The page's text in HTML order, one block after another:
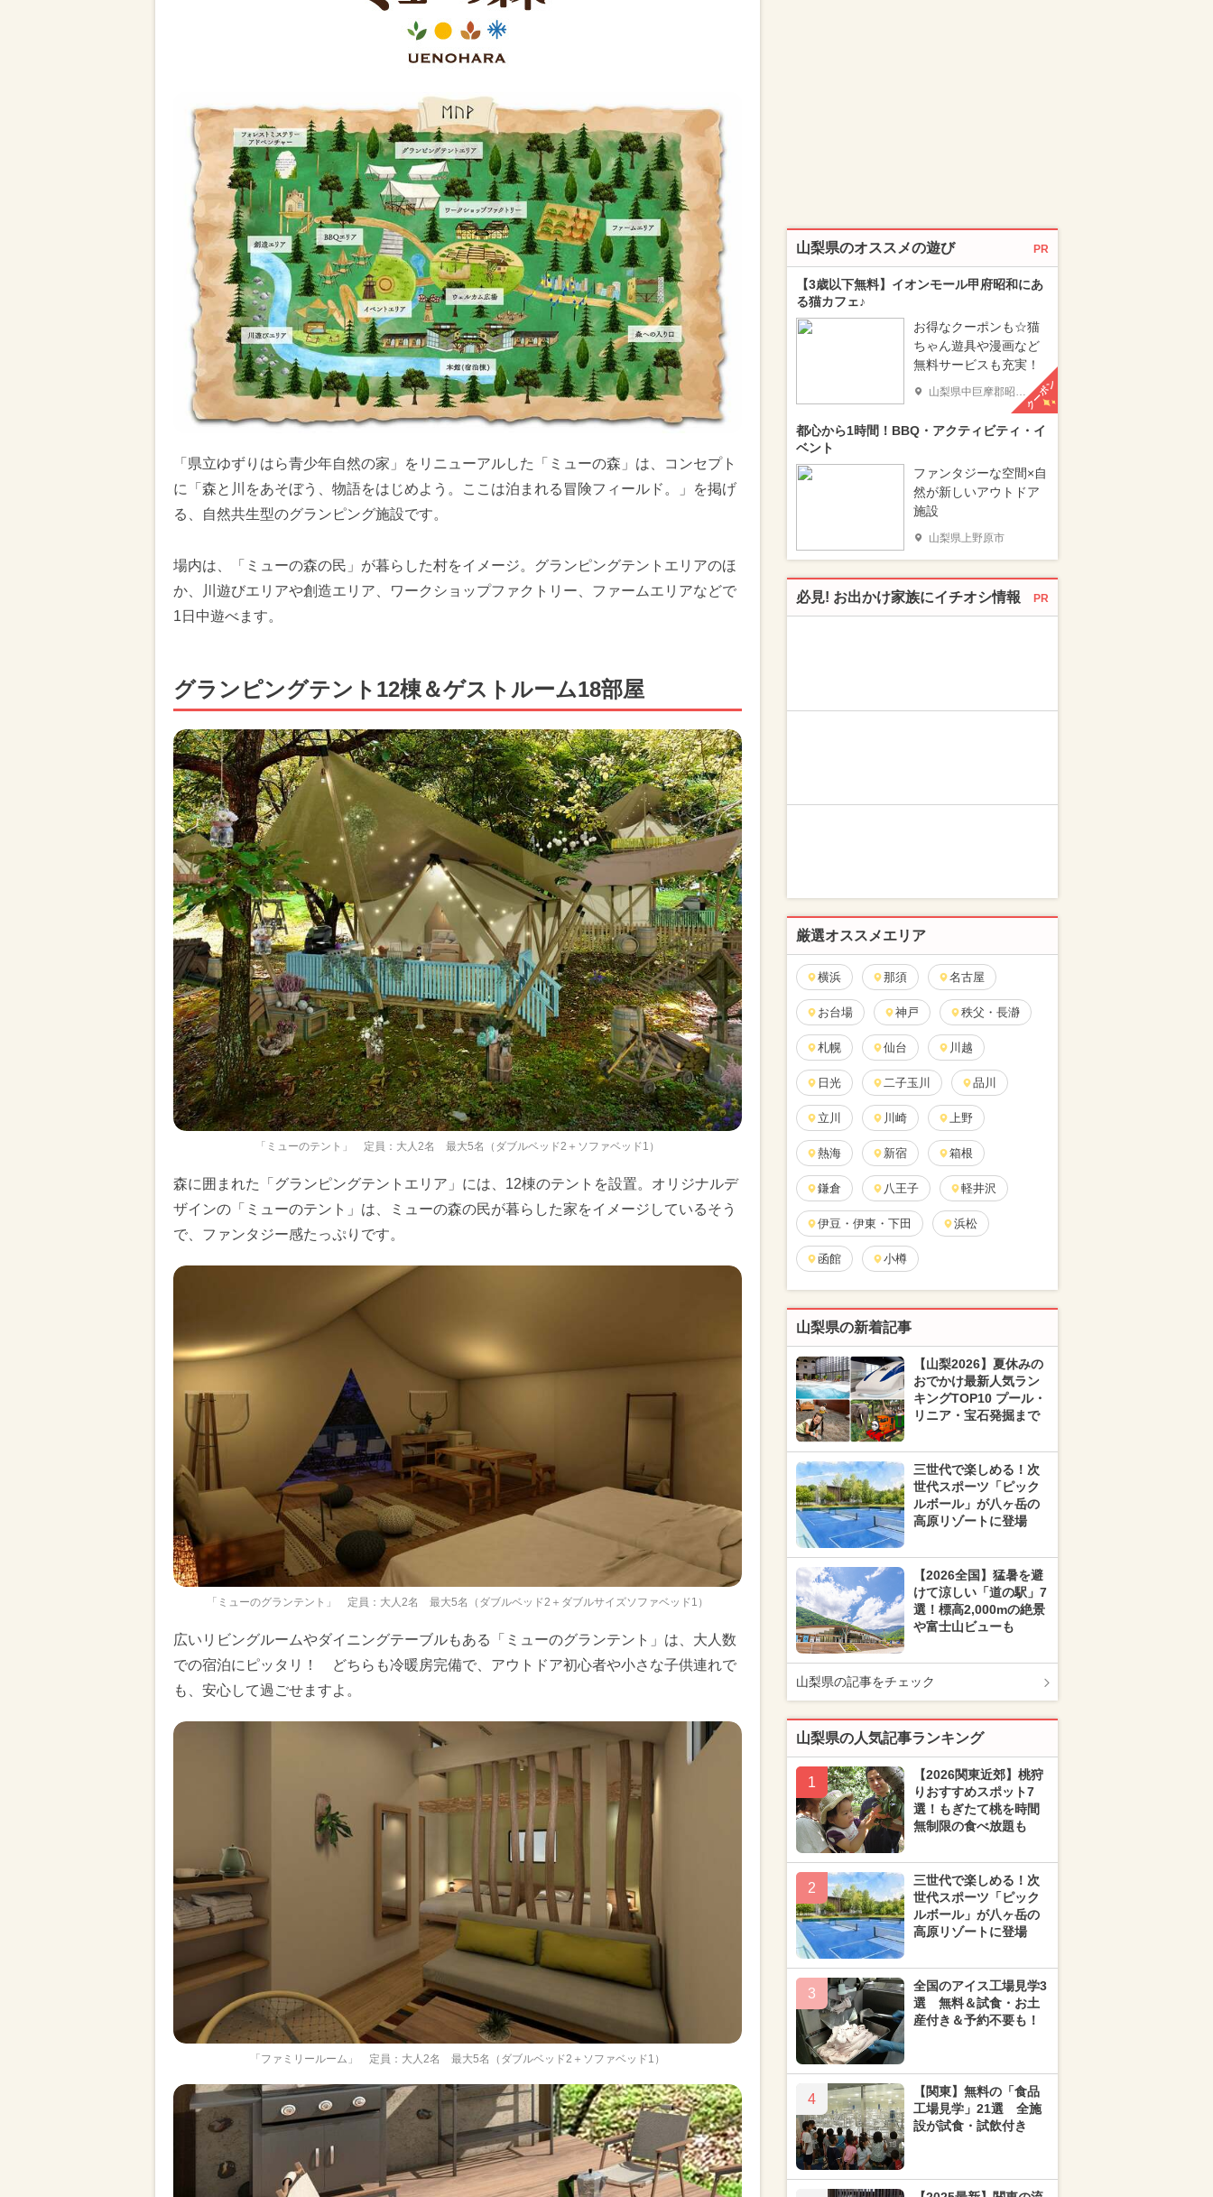
「県立ゆずりはら青少年自然の家」をリニューアルした「ミューの森」は、コンセプト
に「森と川をあそぼう、物語をはじめよう。ここは泊まれる冒険フィールド。」を掲げ
る、自然共生型のグランピング施設です。
場内は、「ミューの森の民」が暮らした村をイメージ。グランピングテントエリアのほ
か、川遊びエリアや創造エリア、ワークショップファクトリー、ファームエリアなどで
1日中遊べます。
グランピングテント12棟＆ゲストルーム18部屋
「ミューのテント」 定員：大人2名 最大5名（ダブルベッド2＋ソファベッド1）
森に囲まれた「グランピングテントエリア」には、12棟のテントを設置。オリジナルデ
ザインの「ミューのテント」は、ミューの森の民が暮らした家をイメージしているそう
で、ファンタジー感たっぷりです。
「ミューのグランテント」 定員：大人2名 最大5名（ダブルベッド2＋ダブルサイズソファベッド1）
広いリビングルームやダイニングテーブルもある「ミューのグランテント」は、大人数
での宿泊にピッタリ！ どちらも冷暖房完備で、アウトドア初心者や小さな子供連れで
も、安心して過ごせますよ。
「ファミリールーム」 定員：大人2名 最大5名（ダブルベッド2＋ソファベッド1）
山梨県のオススメの遊び PR
【3歳以下無料】イオンモール甲府昭和にあ
る猫カフェ♪
お得なクーポンも☆猫
ちゃん遊具や漫画など
無料サービスも充実！
山梨県中巨摩郡昭和町 クーポン
都心から1時間！BBQ・アクティビティ・イ
ベント
ファンタジーな空間×自
然が新しいアウトドア
施設
山梨県上野原市
必見! お出かけ家族にイチオシ情報 PR
厳選オススメエリア
横浜 那須 名古屋
お台場 神戸 秩父・長瀞
札幌 仙台 川越
日光 二子玉川 品川
立川 川崎 上野
熱海 新宿 箱根
鎌倉 八王子 軽井沢
伊豆・伊東・下田 浜松
函館 小樽
山梨県の新着記事
【山梨2026】夏休みの
おでかけ最新人気ラン
キングTOP10 プール・
リニア・宝石発掘まで
三世代で楽しめる！次
世代スポーツ「ピック
ルボール」が八ヶ岳の
高原リゾートに登場
【2026全国】猛暑を避
けて涼しい「道の駅」7
選！標高2,000mの絶景
や富士山ビューも
山梨県の記事をチェック
山梨県の人気記事ランキング
1
【2026関東近郊】桃狩
りおすすめスポット7
選！もぎたて桃を時間
無制限の食べ放題も
2
三世代で楽しめる！次
世代スポーツ「ピック
ルボール」が八ヶ岳の
高原リゾートに登場
3
全国のアイス工場見学3
選 無料＆試食・お土
産付き＆予約不要も！
4
【関東】無料の「食品
工場見学」21選 全施
設が試食・試飲付き